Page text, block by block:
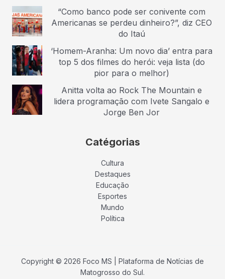
“Como banco pode ser conivente com
Americanas se perdeu dinheiro?”, diz CEO
do Itaú
‘Homem-Aranha: Um novo dia’ entra para
top 5 dos filmes do herói: veja lista (do
pior para o melhor)
Anitta volta ao Rock The Mountain e
lidera programação com Ivete Sangalo e
Jorge Ben Jor
Catégorias
Cultura
Destaques
Educação
Esportes
Mundo
Política
Copyright © 2026 Foco MS | Plataforma de Notícias de
Matogrosso do Sul.